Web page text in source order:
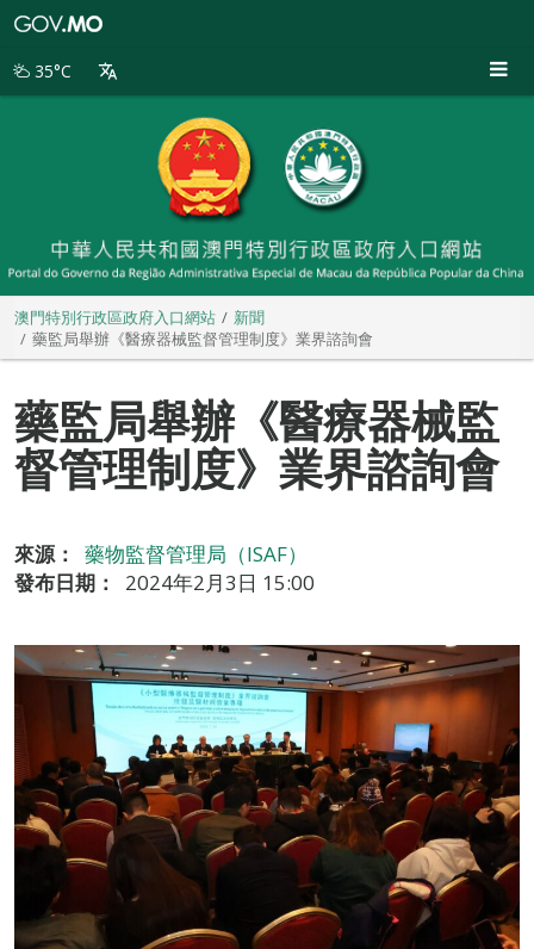
別
35°C
澳門特別行政區政府入口網站
新聞
藥監局舉辦《醫療器械監督管理制度》業界諮詢會
藥監局舉辦《醫療器械監
督管理制度》業界諮詢會
來源：
藥物監督管理局（ISAF）
發布日期：
2024年2月3日 15:00